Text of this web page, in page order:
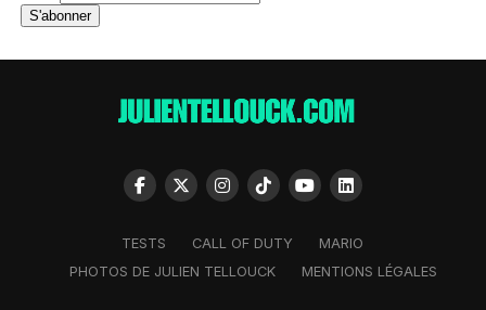
TESTS CALL OF DUTY
MARIO
PHOTOS DE JULIEN TELLOUCK
MENTIONS LÉGALES